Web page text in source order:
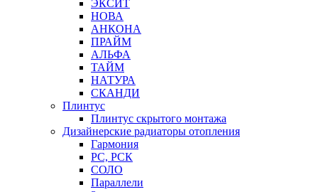
ЭКСИТ
НОВА
АНКОНА
ПРАЙМ
АЛЬФА
ТАЙМ
НАТУРА
СКАНДИ
Плинтус
Плинтус скрытого монтажа
Дизайнерские радиаторы отопления
Гармония
РС, РСК
СОЛО
Параллели